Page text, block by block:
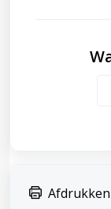
Afdrukken